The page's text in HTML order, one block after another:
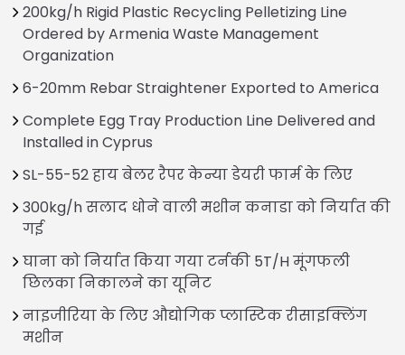
200kg/h Rigid Plastic Recycling Pelletizing Line
Ordered by Armenia Waste Management
Organization
6-20mm Rebar Straightener Exported to America
Complete Egg Tray Production Line Delivered and
Installed in Cyprus
SL-55-52 हाय बेलर रैपर केन्या डेयरी फार्म के लिए
300kg/h सलाद धोने वाली मशीन कनाडा को निर्यात की
गई
घाना को निर्यात किया गया टर्नकी 5T/H मूंगफली
छिलका निकालने का यूनिट
नाइजीरिया के लिए औद्योगिक प्लास्टिक रीसाइक्लिंग
मशीन